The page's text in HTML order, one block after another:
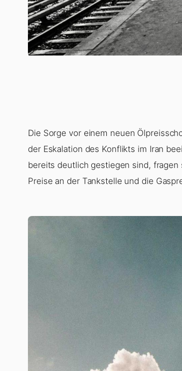
Die Sorge vor einem neuen
der Eskalation des Konflikts im Iran
bereits deutlich gestiegen sind,
Preise an der Tankstelle und die